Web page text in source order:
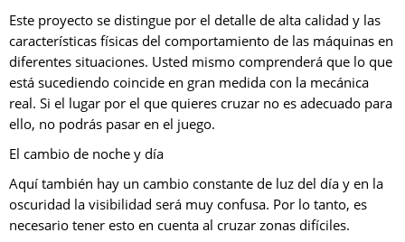
Este proyecto se distingue por el detalle de alta calidad y las
características físicas del comportamiento de las máquinas en
diferentes situaciones. Usted mismo comprenderá que lo que
está sucediendo coincide en gran medida con la mecánica
real. Si el lugar por el que quieres cruzar no es adecuado para
ello, no podrás pasar en el juego.
El cambio de noche y día
Aquí también hay un cambio constante de luz del día y en la
oscuridad la visibilidad será muy confusa. Por lo tanto, es
necesario tener esto en cuenta al cruzar zonas difíciles.